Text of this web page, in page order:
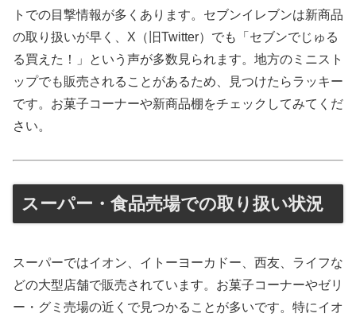
トでの目撃情報が多くあります。セブンイレブンは新商品
の取り扱いが早く、X（旧Twitter）でも「セブンでじゅる
る買えた！」という声が多数見られます。地方のミニスト
ップでも販売されることがあるため、見つけたらラッキー
です。お菓子コーナーや新商品棚をチェックしてみてくだ
さい。
スーパー・食品売場での取り扱い状況
スーパーではイオン、イトーヨーカドー、西友、ライフな
どの大型店舗で販売されています。お菓子コーナーやゼリ
ー・グミ売場の近くで見つかることが多いです。特にイオ